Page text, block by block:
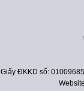
Giấy ĐKKD số: